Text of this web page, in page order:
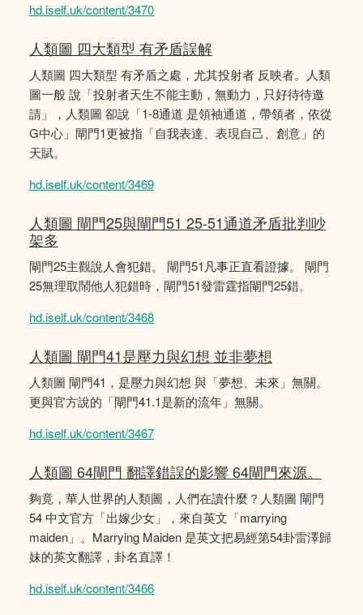
hd.iself.uk/content/3470
人類圖 四大類型 有矛盾誤解
人類圖 四大類型 有矛盾之處，尤其投射者 反映者。人類
圖一般 說「投射者天生不能主動，無動力，只好待待邀
請」，人類圖 卻說「1-8通道 是領袖通道，帶領者，依從
G中心」閘門1更被指「自我表達、表現自己、創意」的
天賦。
hd.iself.uk/content/3469
人類圖 閘門25與閘門51 25-51通道矛盾批判吵
架多
閘門25主觀說人會犯錯。 閘門51凡事正直看證據。 閘門
25無理取鬧他人犯錯時，閘門51發雷霆指閘門25錯。
hd.iself.uk/content/3468
人類圖 閘門41是壓力與幻想 並非夢想
人類圖 閘門41，是壓力與幻想 與「夢想、未來」無關。
更與官方說的「閘門41.1是新的流年」無關。
hd.iself.uk/content/3467
人類圖 64閘門 翻譯錯誤的影響 64閘門來源。
夠竟，華人世界的人類圖，人們在讀什麼？人類圖 閘門
54 中文官方「出嫁少女」，來自英文「marrying
maiden」。Marrying Maiden 是英文把易經第54卦雷澤歸
妹的英文翻譯，卦名直譯！
hd.iself.uk/content/3466